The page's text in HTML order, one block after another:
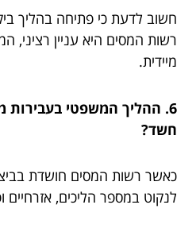
חשוב לדעת כי פתיחה בהליך
רשות המסים היא עניין רציני,
מיידית.
6. ההליך המשפטי
חשד?
כאשר רשות המסים חושדת
לנקוט במספר הליכים, אזרחיים